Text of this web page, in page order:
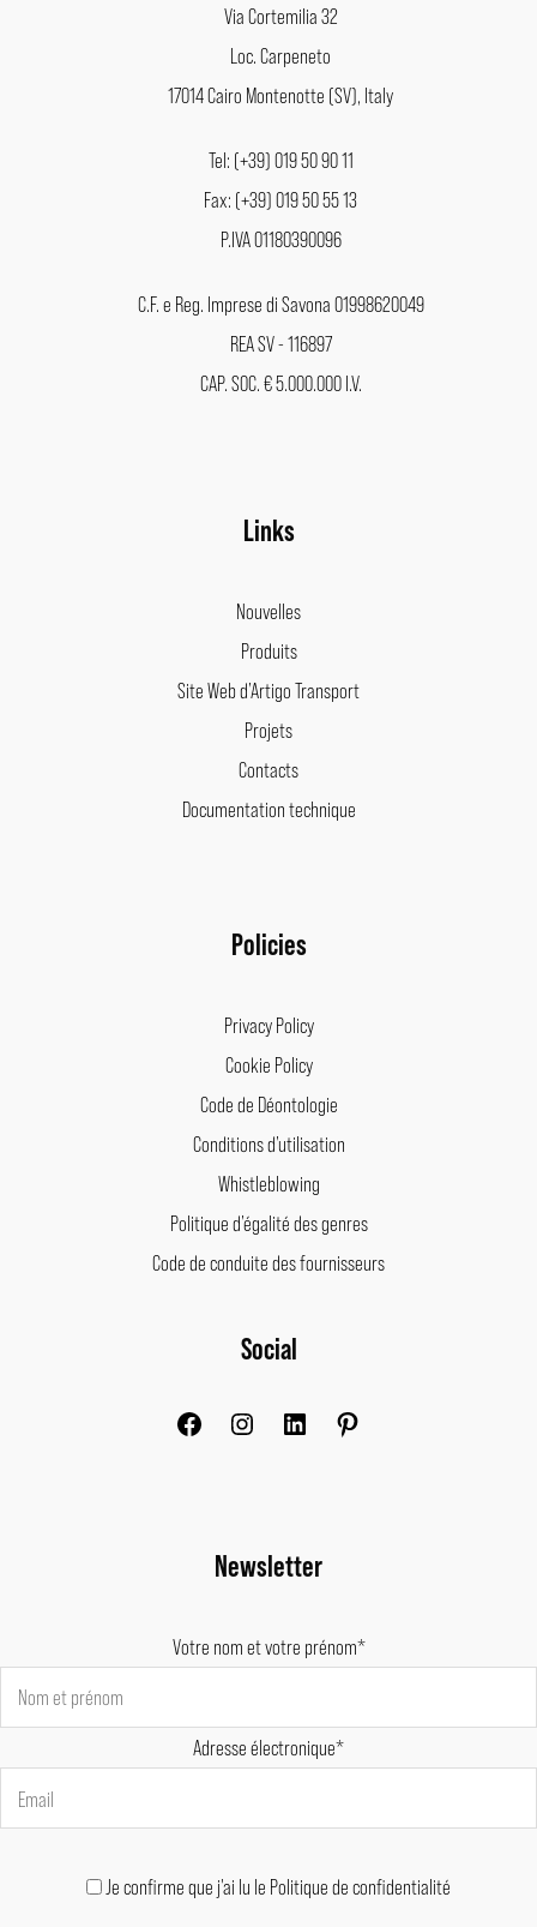
Via Cortemilia 32
Loc. Carpeneto
17014 Cairo Montenotte (SV), Italy
Tel: (+39) 019 50 90 11
Fax: (+39) 019 50 55 13
P.IVA 01180390096
C.F. e Reg. Imprese di Savona 01998620049
REA SV - 116897
CAP. SOC. € 5.000.000 I.V.
Links
Nouvelles
Produits
Site Web d’Artigo Transport
Projets
Contacts
Documentation technique
Policies
Privacy Policy
Cookie Policy
Code de Déontologie
Conditions d’utilisation
Whistleblowing
Politique d’égalité des genres
Code de conduite des fournisseurs
Social
Newsletter
Votre nom et votre prénom*
Adresse électronique*
Je confirme que j'ai lu le Politique de confidentialité